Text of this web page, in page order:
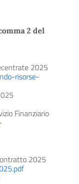
2 del
2025
risorse-
Finanziario
2025